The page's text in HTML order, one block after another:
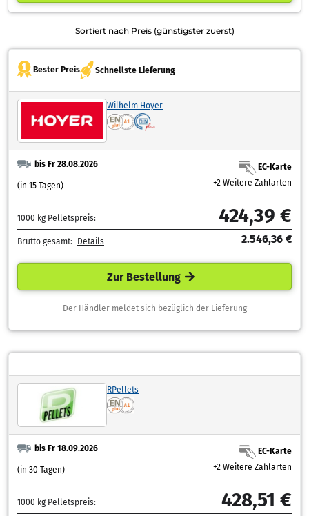
Sortiert nach Preis (günstigster zuerst)
Bester Preis Schnellste Lieferung
Wilhelm Hoyer
bis Fr 28.08.2026
(in 15 Tagen)
EC-Karte
+2 Weitere Zahlarten
1000 kg Pelletspreis: 424,39 €
Brutto gesamt: Details 2.546,36 €
Zur Bestellung
Der Händler meldet sich bezüglich der Lieferung
RPellets
bis Fr 18.09.2026
(in 30 Tagen)
EC-Karte
+2 Weitere Zahlarten
1000 kg Pelletspreis: 428,51 €